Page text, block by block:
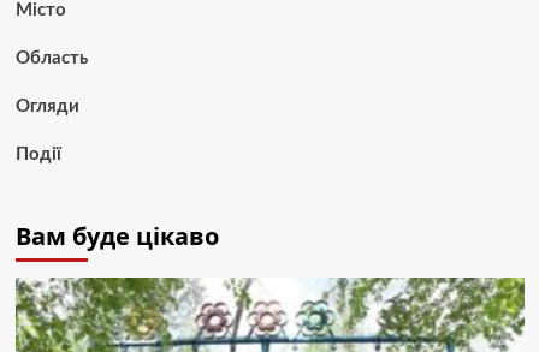
Місто
Область
Огляди
Події
Вам буде цікаво